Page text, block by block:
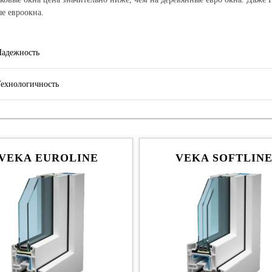
евроокна.
EUROLINE VEKA SOFTLINE